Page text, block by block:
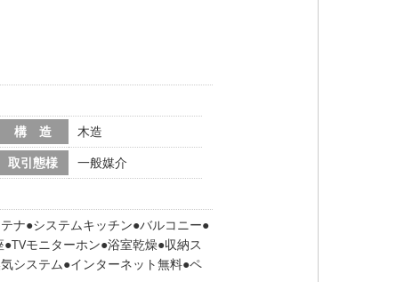
構 造
木造
取引態様
一般媒介
ナ システムキッチン バルコニー
TVモニターホン 浴室乾燥 収納ス
システム インターネット無料 ペ